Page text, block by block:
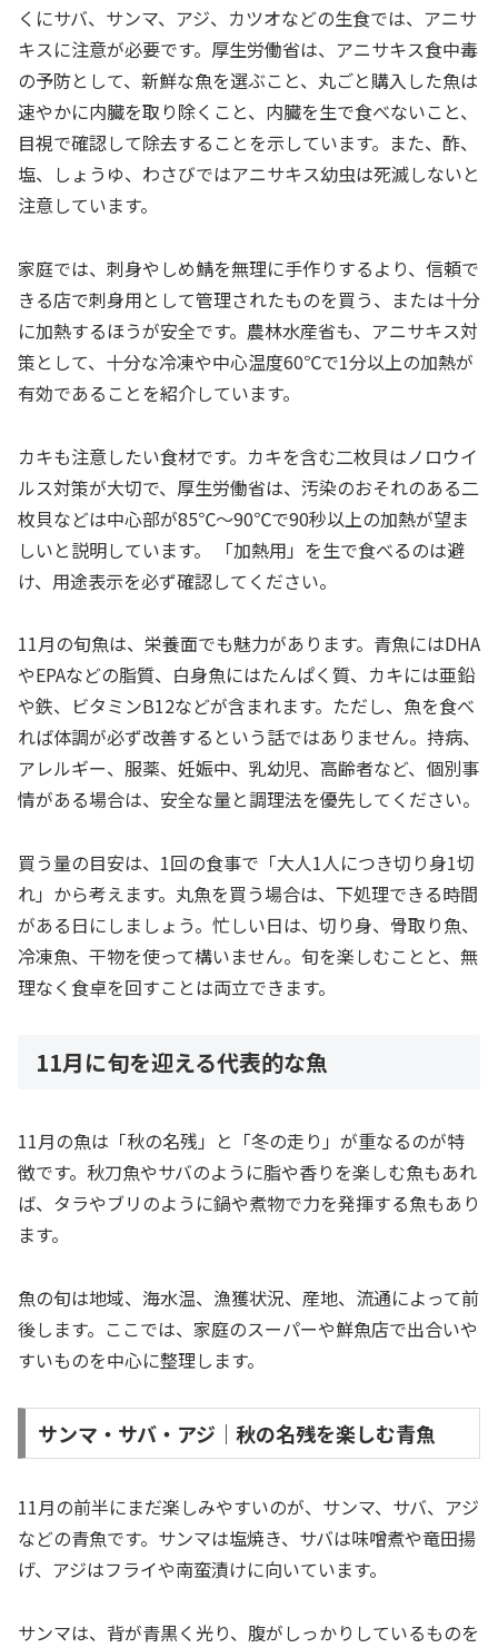
くにサバ、サンマ、アジ、カツオなどの生食では、アニサ
キスに注意が必要です。厚生労働省は、アニサキス食中毒
の予防として、新鮮な魚を選ぶこと、丸ごと購入した魚は
速やかに内臓を取り除くこと、内臓を生で食べないこと、
目視で確認して除去することを示しています。また、酢、
塩、しょうゆ、わさびではアニサキス幼虫は死滅しないと
注意しています。
家庭では、刺身やしめ鯖を無理に手作りするより、信頼で
きる店で刺身用として管理されたものを買う、または十分
に加熱するほうが安全です。農林水産省も、アニサキス対
策として、十分な冷凍や中心温度60℃で1分以上の加熱が
有効であることを紹介しています。
カキも注意したい食材です。カキを含む二枚貝はノロウイ
ルス対策が大切で、厚生労働省は、汚染のおそれのある二
枚貝などは中心部が85℃〜90℃で90秒以上の加熱が望ま
しいと説明しています。 「加熱用」を生で食べるのは避
け、用途表示を必ず確認してください。
11月の旬魚は、栄養面でも魅力があります。青魚にはDHA
やEPAなどの脂質、白身魚にはたんぱく質、カキには亜鉛
や鉄、ビタミンB12などが含まれます。ただし、魚を食べ
れば体調が必ず改善するという話ではありません。持病、
アレルギー、服薬、妊娠中、乳幼児、高齢者など、個別事
情がある場合は、安全な量と調理法を優先してください。
買う量の目安は、1回の食事で「大人1人につき切り身1切
れ」から考えます。丸魚を買う場合は、下処理できる時間
がある日にしましょう。忙しい日は、切り身、骨取り魚、
冷凍魚、干物を使って構いません。旬を楽しむことと、無
理なく食卓を回すことは両立できます。
11月に旬を迎える代表的な魚
11月の魚は「秋の名残」と「冬の走り」が重なるのが特
徴です。秋刀魚やサバのように脂や香りを楽しむ魚もあれ
ば、タラやブリのように鍋や煮物で力を発揮する魚もあり
ます。
魚の旬は地域、海水温、漁獲状況、産地、流通によって前
後します。ここでは、家庭のスーパーや鮮魚店で出合いや
すいものを中心に整理します。
サンマ・サバ・アジ｜秋の名残を楽しむ青魚
11月の前半にまだ楽しみやすいのが、サンマ、サバ、アジ
などの青魚です。サンマは塩焼き、サバは味噌煮や竜田揚
げ、アジはフライや南蛮漬けに向いています。
サンマは、背が青黒く光り、腹がしっかりしているものを